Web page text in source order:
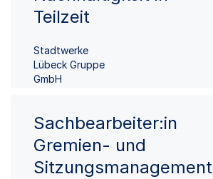
Teilzeit
Stadtwerke
Lübeck Gruppe
GmbH
Sachbearbeiter:in
Gremien- und
Sitzungsmanagement